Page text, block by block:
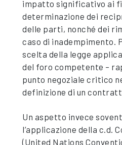
impatto significativo ai
determinazione dei
delle parti, nonché dei
caso di inadempimento.
scelta della legge
del foro competente –
punto negoziale critico
definizione di un
Un aspetto invece
l’applicazione della c.d.
(United Nations